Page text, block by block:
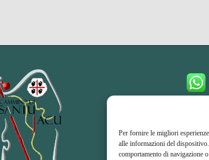
Per fornire le migliori
alle informazioni del
comportamento di navigazione
A